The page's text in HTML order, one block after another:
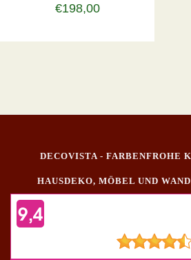
€198,00
DECOVISTA - FARBENFROHE
HAUSDEKO, MÖBEL UND